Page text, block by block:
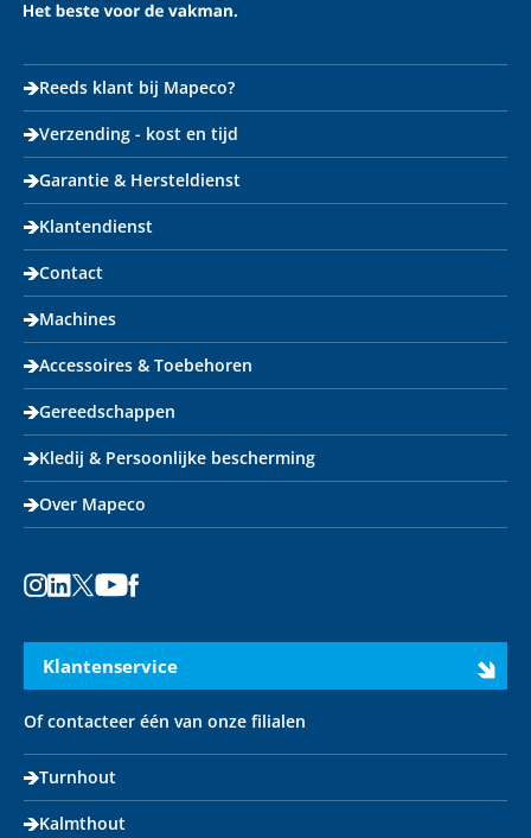
Reeds klant bij Mapeco?
Verzending - kost en tijd
Garantie & Hersteldienst
Klantendienst
Contact
Machines
Accessoires & Toebehoren
Gereedschappen
Kledij & Persoonlijke bescherming
Over Mapeco
Klantenservice
Of contacteer één van onze filialen
Turnhout
Kalmthout